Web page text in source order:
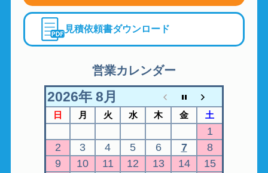
見積依頼書ダウンロード
営業カレンダー
2026年 8月
日 月 火 水 木 金 土
1
2
3 4 5 6 7
8
9
10 11 12 13 14
15